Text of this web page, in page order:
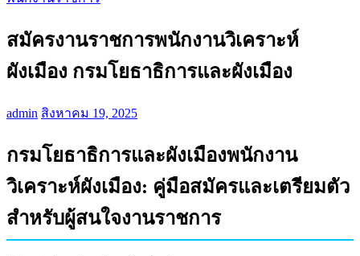
สมัครงานราชการพนักงานวิเคราะห์
ผังเมือง กรมโยธาธิการและผังเมือง
admin สิงหาคม 19, 2025
กรมโยธาธิการและผังเมืองพนักงาน
วิเคราะห์ผังเมือง: คู่มือสมัครและเตรียมตัว
สำหรับผู้สนใจงานราชการ